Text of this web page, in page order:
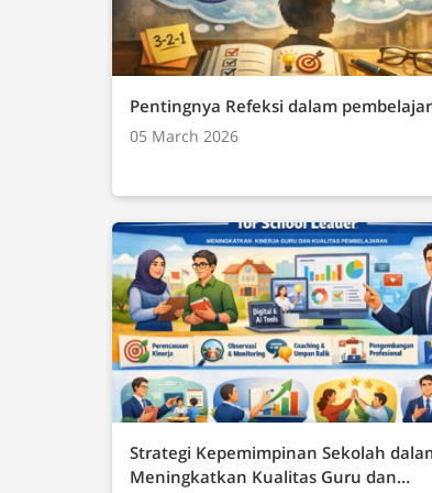
(TIK)Teknik KomputerJaringan
InformatikaBerpikir Komputasional
Pentingnya Refeksi dalam
05 March 2026
Strategi Kepemimpinan Sekolah
Meningkatkan Kualitas Guru dan